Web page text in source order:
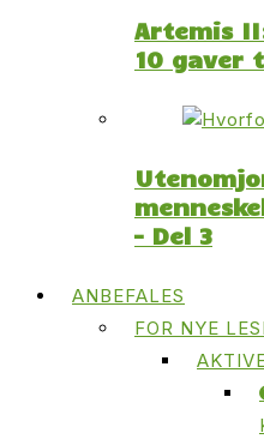
Artemis
10 gaver
– Del 3
ANBEFALES
FOR NYE